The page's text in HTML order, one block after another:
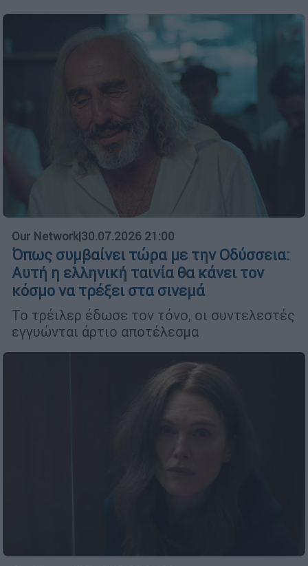
Our Network|30.07.2026 21:00
Όπως συμβαίνει τώρα με την Οδύσσεια:
Αυτή η ελληνική ταινία θα κάνει τον
κόσμο να τρέξει στα σινεμά
Το τρέιλερ έδωσε τον τόνο, οι συντελεστές
εγγυώνται άρτιο αποτέλεσμα